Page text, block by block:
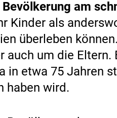
am
Kinder als
überleben
auch um die Eltern.
in etwa 75 Jahren
haben wird.